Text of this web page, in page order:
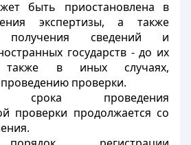
быть приостановлена в
экспертизы, а также
получения сведений и
государств - до их
также в иных случаях,
проверки.
срока проведения
проверки продолжается со